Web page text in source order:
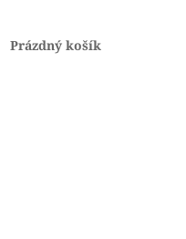
NÁKUPNÍ
KOŠÍK
Prázdný košík